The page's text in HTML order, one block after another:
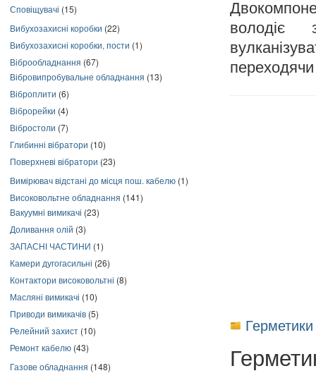
Сповіщувачі (15)
Вибухозахисні коробки (22)
Вибухозахисні коробки, пости (1)
Віброобладнання (67)
Вібровипробувальне обладнання (13)
Віброплити (6)
Віброрейки (4)
Вібростоли (7)
Глибинні вібратори (10)
Поверхневі вібратори (23)
Вимірювач відстані до місця пош. кабелю (1)
Високовольтне обладнання (141)
Вакуумні вимикачі (23)
Доливання олій (3)
ЗАПАСНІ ЧАСТИНИ (1)
Камери дугогасильні (26)
Контактори високовольтні (8)
Масляні вимикачі (10)
Приводи вимикачів (5)
Релейний захист (10)
Ремонт кабелю (43)
Газове обладнання (148)
володіє
Герметики